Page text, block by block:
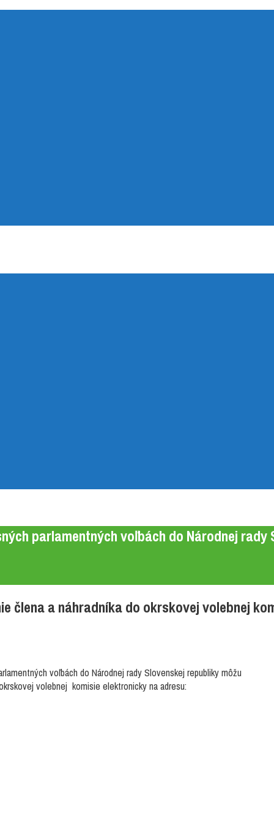
parlamentných voľbách do Národnej rady
člena a náhradníka do okrskovej volebnej
voľbách do Národnej rady Slovenskej republiky môžu
volebnej komisie elektronicky na adresu: